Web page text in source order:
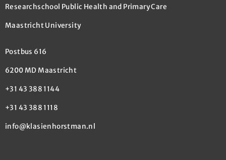
Researchschool Public Health and Primary Care
Maastricht University
Postbus 616
6200 MD Maastricht
+31 43 388 1144
+31 43 388 1118
info@klasienhorstman.nl